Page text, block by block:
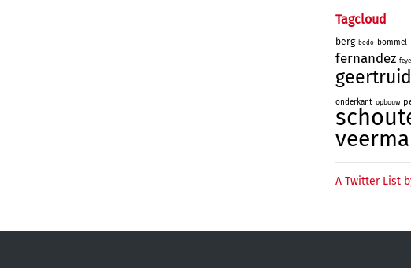
Tagcloud
berg bodo bommel
fernandez
onderkant opbouw
A Twitter List